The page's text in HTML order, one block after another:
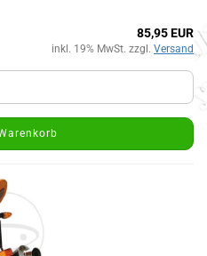
85,95 EUR
inkl. 19% MwSt. zzgl. Versand